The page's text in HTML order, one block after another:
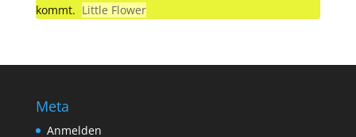
kommt. Little Flower
Meta
Anmelden